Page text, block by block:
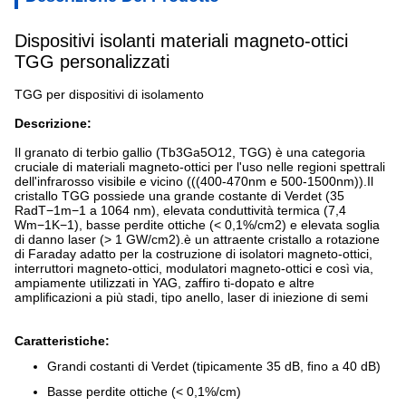
Dispositivi isolanti materiali magneto-ottici
TGG personalizzati
TGG per dispositivi di isolamento
Descrizione:
Il granato di terbio gallio (Tb3Ga5O12, TGG) è una categoria
cruciale di materiali magneto-ottici per l'uso nelle regioni spettrali
dell'infrarosso visibile e vicino (((400-470nm e 500-1500nm)).Il
cristallo TGG possiede una grande costante di Verdet (35
RadT−1m−1 a 1064 nm), elevata conduttività termica (7,4
Wm−1K−1), basse perdite ottiche (< 0,1%/cm2) e elevata soglia
di danno laser (> 1 GW/cm2).è un attraente cristallo a rotazione
di Faraday adatto per la costruzione di isolatori magneto-ottici,
interruttori magneto-ottici, modulatori magneto-ottici e così via,
ampiamente utilizzati in YAG, zaffiro ti-dopato e altre
amplificazioni a più stadi, tipo anello, laser di iniezione di semi
Caratteristiche:
Grandi costanti di Verdet (tipicamente 35 dB, fino a 40 dB)
Basse perdite ottiche (< 0,1%/cm)